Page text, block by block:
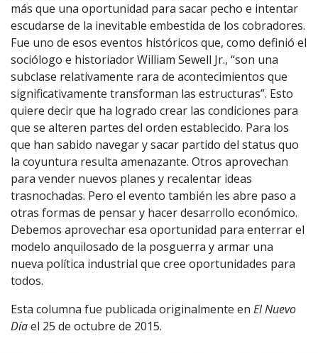
más que una oportunidad para sacar pecho e intentar
escudarse de la inevitable embestida de los cobradores.
Fue uno de esos eventos históricos que, como definió el
sociólogo e historiador William Sewell Jr., “son una
subclase relativamente rara de acontecimientos que
significativamente transforman las estructuras”. Esto
quiere decir que ha logrado crear las condiciones para
que se alteren partes del orden establecido. Para los
que han sabido navegar y sacar partido del status quo
la coyuntura resulta amenazante. Otros aprovechan
para vender nuevos planes y recalentar ideas
trasnochadas. Pero el evento también les abre paso a
otras formas de pensar y hacer desarrollo económico.
Debemos aprovechar esa oportunidad para enterrar el
modelo anquilosado de la posguerra y armar una
nueva política industrial que cree oportunidades para
todos.
Esta columna fue publicada originalmente en El Nuevo
Díael 25 de octubre de 2015.